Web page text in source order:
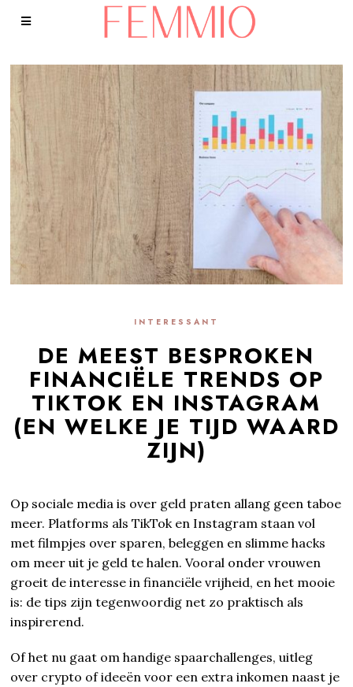
INTERESSANT
DE MEEST BESPROKEN
FINANCIËLE TRENDS OP
TIKTOK EN INSTAGRAM
(EN WELKE JE TIJD WAARD
ZIJN)
Op sociale media is over geld praten allang geen taboe
meer. Platforms als TikTok en Instagram staan vol
met filmpjes over sparen, beleggen en slimme hacks
om meer uit je geld te halen. Vooral onder vrouwen
groeit de interesse in financiële vrijheid, en het mooie
is: de tips zijn tegenwoordig net zo praktisch als
inspirerend.
Of het nu gaat om handige spaarchallenges, uitleg
over crypto of ideeën voor een extra inkomen naast je